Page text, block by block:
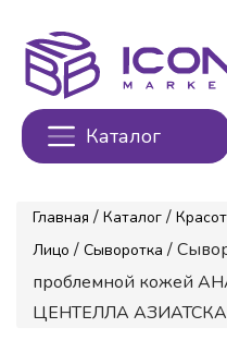
Каталог
Главная / Каталог /
Лицо / Сыворотка /
проблемной кожей
ЦЕНТЕЛЛА